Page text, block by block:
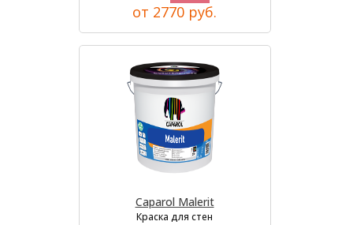
от 2770 руб.
Caparol Malerit
Краска для стен